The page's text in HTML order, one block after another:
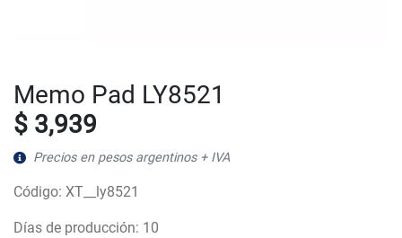
Memo Pad LY8521
$ 3,939
Precios en pesos argentinos + IVA
Código: XT__ly8521
Días de producción: 10